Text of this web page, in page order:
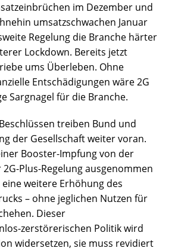
im Dezember und
umsatzschwachen Januar
Regelung die Branche härter
Lockdown. Bereits jetzt
ums Überleben. Ohne
Entschädigungen wäre 2G
Sargnagel für die Branche.
treiben Bund und
der Gesellschaft weiter voran.
Booster-Impfung von der
Plus-Regelung ausgenommen
weitere Erhöhung des
– ohne jeglichen Nutzen für
Dieser
zerstörerischen Politik wird
widersetzen, sie muss revidiert